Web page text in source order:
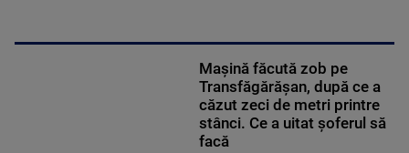
Mașină făcută zob pe
Transfăgărășan, după ce a
căzut zeci de metri printre
stânci. Ce a uitat șoferul să
facă